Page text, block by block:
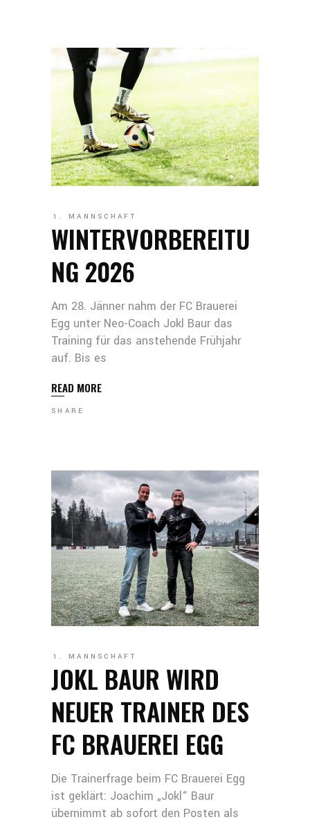
1. MANNSCHAFT
WINTERVORBEREITU
NG 2026
Am 28. Jänner nahm der FC Brauerei
Egg unter Neo-Coach Jokl Baur das
Training für das anstehende Frühjahr
auf. Bis es
READ MORE
SHARE
1. MANNSCHAFT
JOKL BAUR WIRD
NEUER TRAINER DES
FC BRAUEREI EGG
Die Trainerfrage beim FC Brauerei Egg
ist geklärt: Joachim „Jokl“ Baur
übernimmt ab sofort den Posten als